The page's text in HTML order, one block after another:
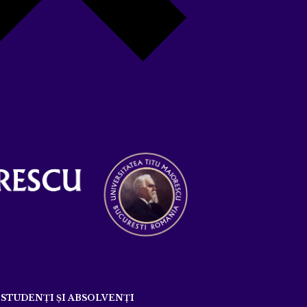
STUDENȚI ȘI ABSOLVENȚI